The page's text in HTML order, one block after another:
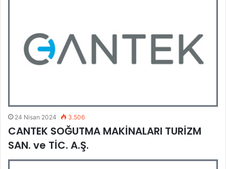
24 Nisan 2024 3.506
CANTEK SOĞUTMA MAKİNALARI TURİZM
SAN. ve TİC. A.Ş.